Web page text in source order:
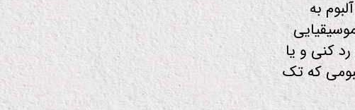
به
کنی و یا
که تک